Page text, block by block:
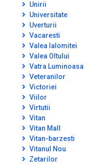
Unirii
Universitate
Uverturii
Vacaresti
Valea Ialomitei
Valea Oltului
Vatra Luminoasa
Veteranilor
Victoriei
Viilor
Virtutii
Vitan
Vitan Mall
Vitan-barzesti
Vitanul Nou
Zetarilor